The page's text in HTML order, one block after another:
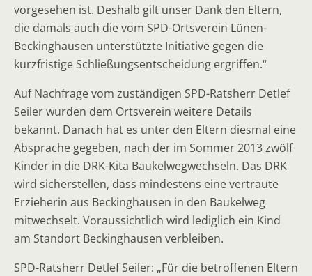
vorgesehen ist. Deshalb gilt unser Dank den Eltern,
die damals auch die vom SPD-Ortsverein Lünen-
Beckinghausen unterstützte Initiative gegen die
kurzfristige Schließungsentscheidung ergriffen.“
Auf Nachfrage vom zuständigen SPD-Ratsherr Detlef
Seiler wurden dem Ortsverein weitere Details
bekannt. Danach hat es unter den Eltern diesmal eine
Absprache gegeben, nach der im Sommer 2013 zwölf
Kinder in die DRK-Kita Baukelwegwechseln. Das DRK
wird sicherstellen, dass mindestens eine vertraute
Erzieherin aus Beckinghausen in den Baukelweg
mitwechselt. Voraussichtlich wird lediglich ein Kind
am Standort Beckinghausen verbleiben.
SPD-Ratsherr Detlef Seiler: „Für die betroffenen Eltern